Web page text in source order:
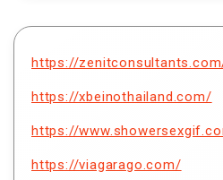
https://
https://xbeinothailand.com/
https://
https://viagarago.com/